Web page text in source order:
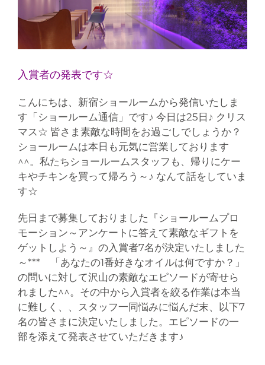
入賞者の発表です☆
こんにちは、新宿ショールームから発信いたしま
す「ショールーム通信」です♪ 今日は25日♪ クリス
マス☆ 皆さま素敵な時間をお過ごしでしょうか？
ショールームは本日も元気に営業しております
^^。私たちショールームスタッフも、帰りにケー
キやチキンを買って帰ろう～♪ なんて話をしていま
す☆
先日まで募集しておりました『ショールームプロ
モーション～アンケートに答えて素敵なギフトを
ゲットしよう～』の入賞者7名が決定いたしました
～*** 「あなたの1番好きなオイルは何ですか？」
の問いに対して沢山の素敵なエピソードが寄せら
れました^^。その中から入賞者を絞る作業は本当
に難しく、、スタッフ一同悩みに悩んだ末、以下7
名の皆さまに決定いたしました。エピソードの一
部を添えて発表させていただきます♪